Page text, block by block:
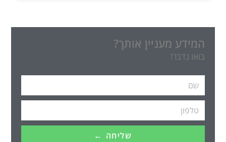
המידע מעניין אותך?
בואו נדבר!
שליחה ←